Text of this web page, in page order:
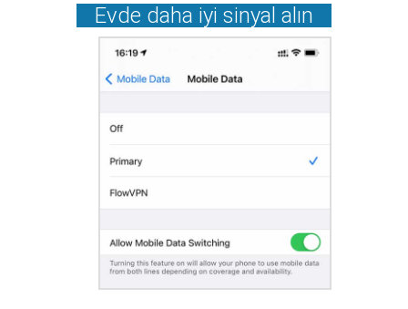
Evde daha iyi sinyal alın